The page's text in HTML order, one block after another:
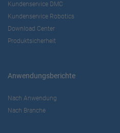
Kundenservice DMC
Kundenservice Robotics
Download Center
Produktsicherheit
Anwendungsberichte
Nach Anwendung
Nach Branche